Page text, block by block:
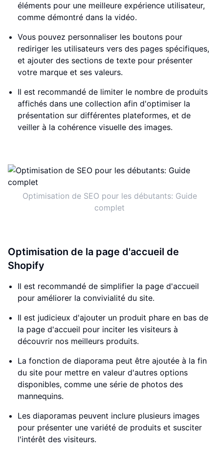
éléments pour une meilleure expérience utilisateur,
comme démontré dans la vidéo.
Vous pouvez personnaliser les boutons pour
rediriger les utilisateurs vers des pages spécifiques,
et ajouter des sections de texte pour présenter
votre marque et ses valeurs.
Il est recommandé de limiter le nombre de produits
affichés dans une collection afin d'optimiser la
présentation sur différentes plateformes, et de
veiller à la cohérence visuelle des images.
Optimisation de SEO pour les débutants: Guide
complet
Optimisation de la page d'accueil de
Shopify
Il est recommandé de simplifier la page d'accueil
pour améliorer la convivialité du site.
Il est judicieux d'ajouter un produit phare en bas de
la page d'accueil pour inciter les visiteurs à
découvrir nos meilleurs produits.
La fonction de diaporama peut être ajoutée à la fin
du site pour mettre en valeur d'autres options
disponibles, comme une série de photos des
mannequins.
Les diaporamas peuvent inclure plusieurs images
pour présenter une variété de produits et susciter
l'intérêt des visiteurs.